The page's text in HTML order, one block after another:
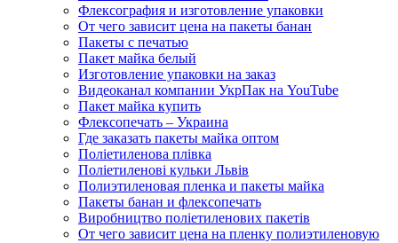
Флексография и изготовление упаковки
От чего зависит цена на пакеты банан
Пакеты с печатью
Пакет майка белый
Изготовление упаковки на заказ
Видеоканал компании УкрПак на YouTube
Пакет майка купить
Флексопечать – Украина
Где заказать пакеты майка оптом
Поліетиленова плівка
Поліетиленові кульки Львів
Полиэтиленовая пленка и пакеты майка
Пакеты банан и флексопечать
Виробництво поліетиленових пакетів
От чего зависит цена на пленку полиэтиленовую